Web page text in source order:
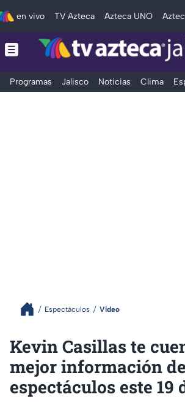
en vivo TV Azteca Azteca UNO
Programas Jalisco Noticias Clima
Espectáculos Video
Kevin Casillas te
mejor información
espectáculos este 19